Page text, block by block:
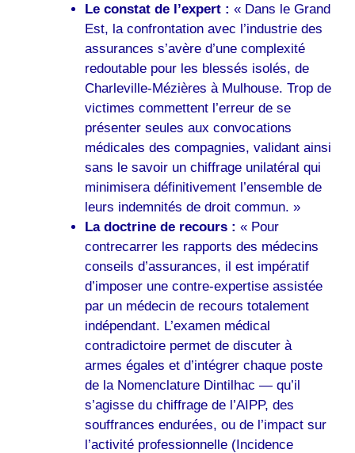
Le constat de l’expert : « Dans le Grand
Est, la confrontation avec l’industrie des
assurances s’avère d’une complexité
redoutable pour les blessés isolés, de
Charleville-Mézières à Mulhouse. Trop de
victimes commettent l’erreur de se
présenter seules aux convocations
médicales des compagnies, validant ainsi
sans le savoir un chiffrage unilatéral qui
minimisera définitivement l’ensemble de
leurs indemnités de droit commun. »
La doctrine de recours : « Pour
contrecarrer les rapports des médecins
conseils d’assurances, il est impératif
d’imposer une contre-expertise assistée
par un médecin de recours totalement
indépendant. L’examen médical
contradictoire permet de discuter à
armes égales et d’intégrer chaque poste
de la Nomenclature Dintilhac — qu’il
s’agisse du chiffrage de l’AIPP, des
souffrances endurées, ou de l’impact sur
l’activité professionnelle (Incidence